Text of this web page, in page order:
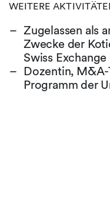
WEITERE
Zugelassen als
Zwecke der
Swiss Exchange
Dozentin,
Programm der